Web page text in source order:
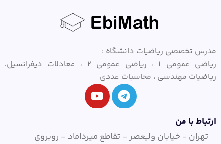
مدرس تخصصی ریاضیات دانشگاه :
ریاضی عمومی ۱ ، ریاضی عمومی ۲ ، معادلات دیفرانسیل،
ریاضیات مهندسی ، محاسبات عددی
ارتباط با من
تهران - خیابان ولیعصر - تقاطع میرداماد - روبروی